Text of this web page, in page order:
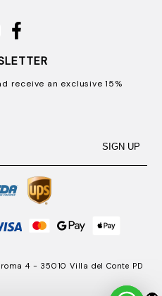
receive an exclusive 15%
SIGN UP
4 - 35010 Villa del Conte PD